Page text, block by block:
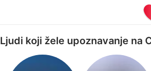
Ljudi koji žele upoznavanje na